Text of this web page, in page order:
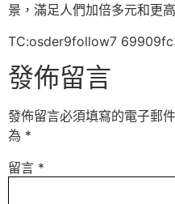
景，滿足人們加倍多元和更
TC:osder9follow7
發佈留言
發佈留言必須填寫的電子郵
為 *
留言 *